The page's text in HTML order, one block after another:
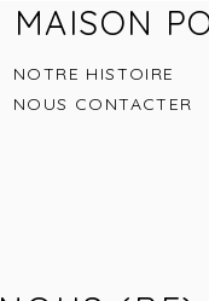
MAISON
NOTRE HISTOIRE
NOUS CONTACTER